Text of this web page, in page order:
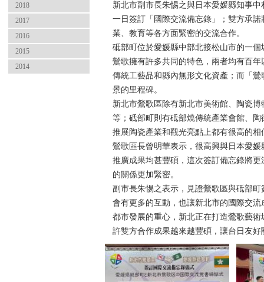
2018
2017
2016
2015
2014
新北市副市長朱惕之與日本愛媛縣知事
一日簽訂「國際交流備忘錄」；雙方承
業、教育等各方面緊密的交流合作。
砥部町位於愛媛縣中部北接松山市的一
鶯歌擁有許多共同的特色，兩者均有百
傳統工藝品和縣內無形文化資產；而「
景的里程碑。
新北市鶯歌區除有新北市美術館、陶瓷
等；砥部町則有砥部燒傳統產業會館、
推展陶瓷產業和觀光亮點上都有很高的相
鶯歌區長曾明華表示，很高興與日本愛
推廣成果均甚豐碩，這次簽訂備忘錄將
的關係更加緊密。
副市長朱惕之表示，見證鶯歌區與砥部
會有更多的互動，也讓新北市的國際交
都市發展的重心，新北正在打造鶯歌藝
許雙方合作成果越來越豐碩，讓台日友